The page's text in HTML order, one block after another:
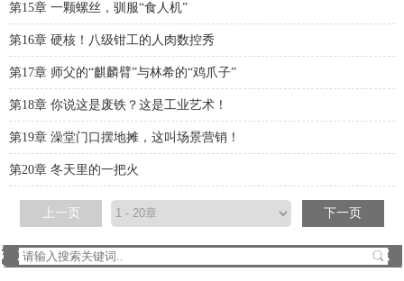
第15章 一颗螺丝，驯服“食人机”
第16章 硬核！八级钳工的人肉数控秀
第17章 师父的“麒麟臂”与林希的“鸡爪子”
第18章 你说这是废铁？这是工业艺术！
第19章 澡堂门口摆地摊，这叫场景营销！
第20章 冬天里的一把火
上一页 下一页